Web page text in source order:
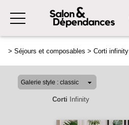
> Séjours et composables > Corti infinity
Corti Infinity